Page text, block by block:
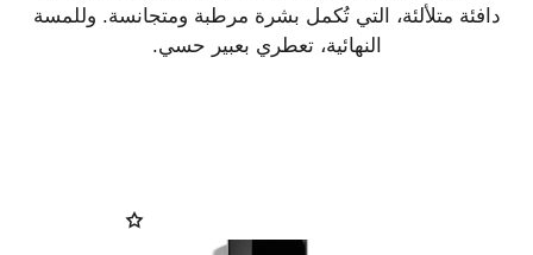
دافئة متلألئة، التي تُكمل بشرة مرطبة ومتجانسة. وللمسة
النهائية، تعطري بعبير حسي.